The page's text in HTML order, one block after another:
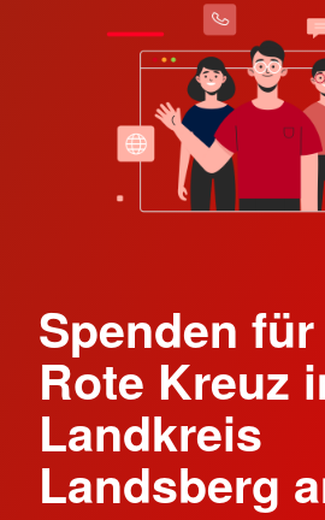
Spenden
Rote Kreuz
Landkreis
Landsberg